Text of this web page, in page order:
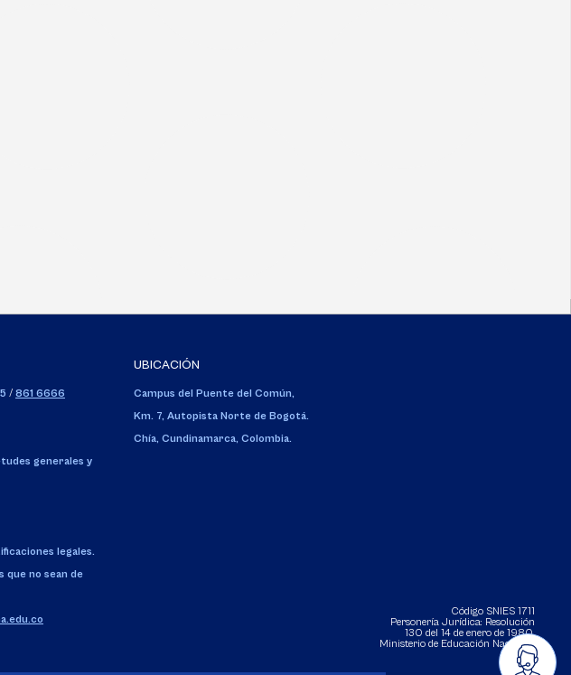
/ 861 6666
generales y
legales.
que no sean de
UBICACIÓN
Campus del Puente del Común,
Km. 7, Autopista Norte de Bogotá.
Chía, Cundinamarca, Colombia.
Código SNIES 1711
Personería Jurídica: Resolución
130 del 14 de enero de 1980.
Ministerio de Educación Nacional.